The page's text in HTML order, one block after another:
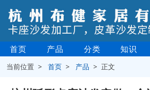
首页 产品 分类 知识
当前位置 >首页 > 产品 > 正文